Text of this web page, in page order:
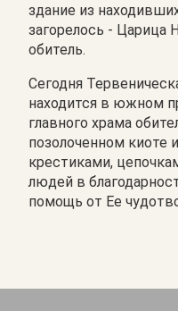
здание из
загорелось - Царица
обитель.
Сегодня
находится в южном
главного храма
позолоченном киоте
крестиками,
людей в
помощь от Ее